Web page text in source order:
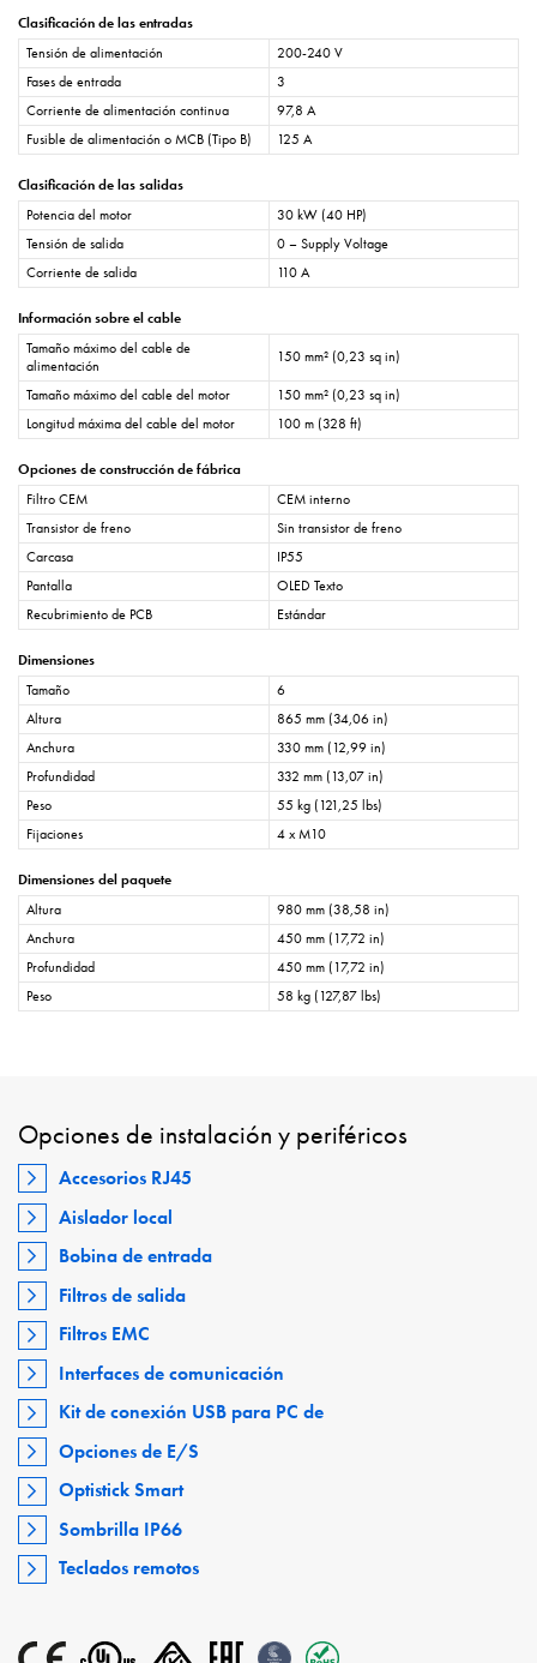
Clasificación de las entradas
Tensión de alimentación
200-240 V
Fases de entrada
3
Corriente de alimentación continua
97,8 A
Fusible de alimentación o MCB (Tipo B)
125 A
Clasificación de las salidas
Potencia del motor
30 kW (40 HP)
Tensión de salida
0 – Supply Voltage
Corriente de salida
110 A
Información sobre el cable
Tamaño máximo del cable de
alimentación
150 mm² (0,23 sq in)
Tamaño máximo del cable del motor
150 mm² (0,23 sq in)
Longitud máxima del cable del motor
100 m (328 ft)
Opciones de construcción de fábrica
Filtro CEM
CEM interno
Transistor de freno
Sin transistor de freno
Carcasa
IP55
Pantalla
OLED Texto
Recubrimiento de PCB
Estándar
Dimensiones
Tamaño
6
Altura
865 mm (34,06 in)
Anchura
330 mm (12,99 in)
Profundidad
332 mm (13,07 in)
Peso
55 kg (121,25 lbs)
Fijaciones
4 x M10
Dimensiones del paquete
Altura
980 mm (38,58 in)
Anchura
450 mm (17,72 in)
Profundidad
450 mm (17,72 in)
Peso
58 kg (127,87 lbs)
Opciones de instalación y periféricos
Accesorios RJ45
Aislador local
Bobina de entrada
Filtros de salida
Filtros EMC
Interfaces de comunicación
Kit de conexión USB para PC de
Opciones de E/S
Optistick Smart
Sombrilla IP66
Teclados remotos